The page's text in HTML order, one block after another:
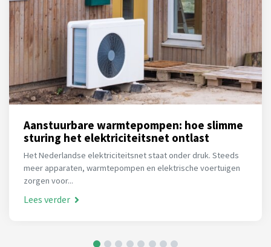
Aanstuurbare warmtepompen: hoe slimme
sturing het elektriciteitsnet ontlast
Het Nederlandse elektriciteitsnet staat onder druk. Steeds
meer apparaten, warmtepompen en elektrische voertuigen
zorgen voor...
Lees verder